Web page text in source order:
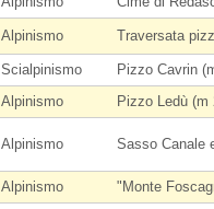
Alpinismo Traversata
Scialpinismo
Pizzo Cavrin
Alpinismo
Pizzo Ledù (m
Alpinismo Sasso Canale
Alpinismo
"Monte